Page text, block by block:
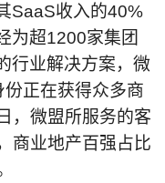
SaaS收入的40%
为超1200家集团
行业解决方案，微
份正在获得众多商
，微盟所服务的客
商业地产百强占比